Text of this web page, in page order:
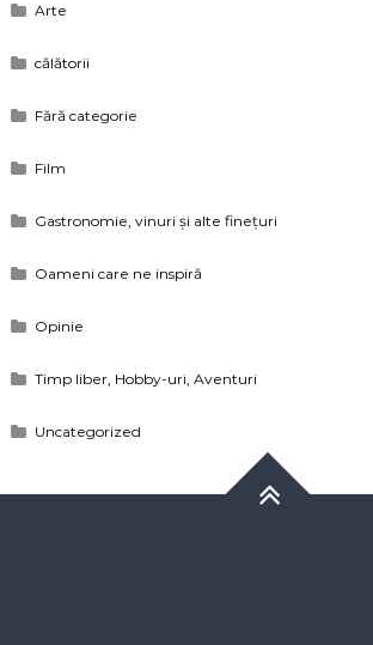
Arte
călătorii
Fără categorie
Film
Gastronomie, vinuri și alte finețuri
Oameni care ne inspiră
Opinie
Timp liber, Hobby-uri, Aventuri
Uncategorized